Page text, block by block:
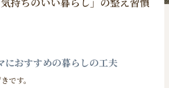
におすすめの暮らしの工夫
です。